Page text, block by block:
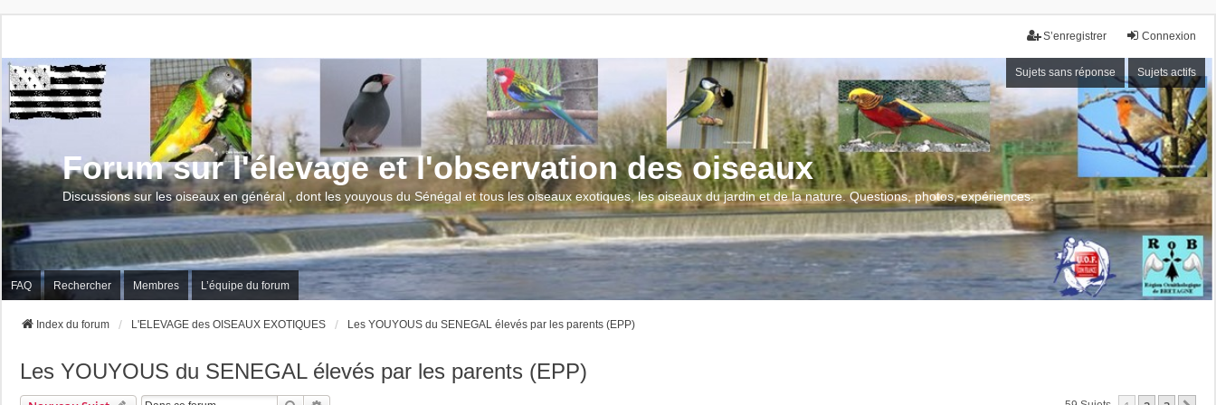
Connexion
S’enregistrer
Sujets sans réponse Sujets actifs
Forum sur l'élevage et l'observation des oiseaux
Discussions sur les oiseaux en général , dont les youyous du Sénégal et tous les oiseaux exotiques, les oiseaux du jardin et de la nature. Questions, photos, expériences.
FAQ Rechercher Membres L’équipe du forum
Index du forum L'ELEVAGE des OISEAUX EXOTIQUES Les YOUYOUS du SENEGAL élevés par les parents (EPP)
Les YOUYOUS du SENEGAL élevés par les parents (EPP)